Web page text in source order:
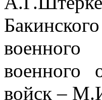
военного
войск –